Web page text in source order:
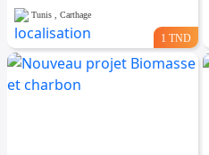
Tunis , Carthage
1 TND